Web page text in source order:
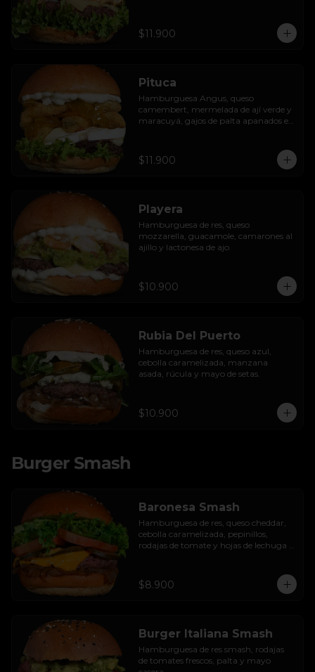
$11.900
Pituca
Hamburguesa Angus, queso
camembert, mermelada de ají verde y
maracuyá, gajos de palta apanados en
$11.900
Playera
Hamburguesa de res, queso
mozzarella, guacamole, camarones al
ajillo y lactonesa de ajo.
$10.900
Rubia Del Puerto
Hamburguesa de res, queso azul,
cebolla caramelizada, manzana
asada, rúcula y mayo de setas.
$10.900
Burger Smash
Baronesa Smash
Hamburguesa de res, queso cheddar,
cebolla caramelizada, pepinillos,
rodajas de tomate y hojas de lechuga
$8.900
Burger Italiana Smash
Hamburguesa de res smash, rodajas
de tomates frescos, palta y mayo